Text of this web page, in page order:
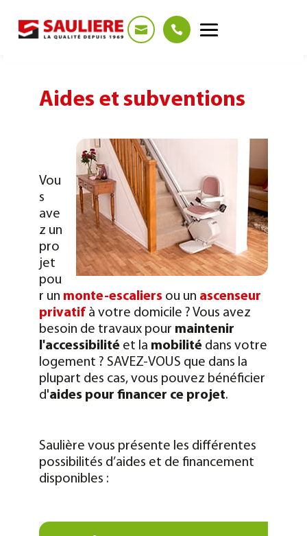
Aides et subventions
Vou
s
ave
z un
pro
jet
pou
r un monte-escaliers ou un ascenseur
privatifà votre domicile ? Vous avez
besoin de travaux pour maintenir
l'accessibilitéet la mobilitédans votre
logement ? SAVEZ-VOUS que dans la
plupart des cas, vous pouvez bénéficier
d'aides pour financer ce projet.
Saulière vous présente les différentes
possibilités d’aides et de financement
disponibles :